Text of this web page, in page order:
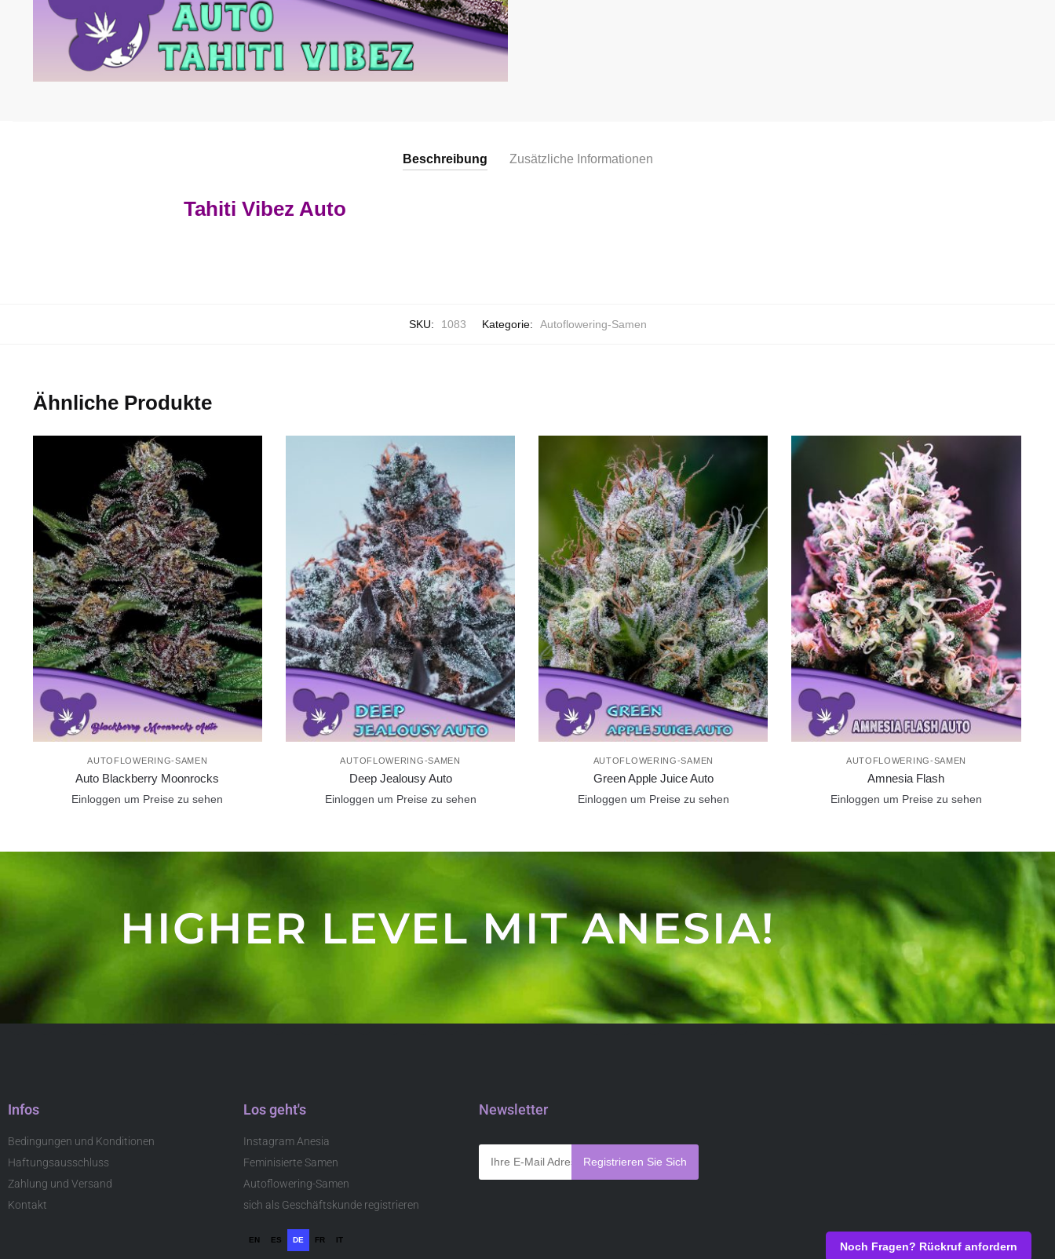
Noch Fragen? Rückruf anfordern
Beschreibung Zusätzliche Informationen
Tahiti Vibez Auto
SKU: 1083 Kategorie: Autoflowering-Samen
Ähnliche Produkte
AUTOFLOWERING-SAMEN
Auto Blackberry Moonrocks
Einloggen um Preise zu sehen
AUTOFLOWERING-SAMEN
Deep Jealousy Auto
Einloggen um Preise zu sehen
AUTOFLOWERING-SAMEN
Green Apple Juice Auto
Einloggen um Preise zu sehen
AUTOFLOWERING-SAMEN
Amnesia Flash
Einloggen um Preise zu sehen
HIGHER LEVEL MIT ANESIA!
Infos
Bedingungen und Konditionen
Haftungsausschluss
Zahlung und Versand
Kontakt
Los geht's
Instagram Anesia
Feminisierte Samen
Autoflowering-Samen
sich als Geschäftskunde registrieren
EN ES DE FR IT
Newsletter